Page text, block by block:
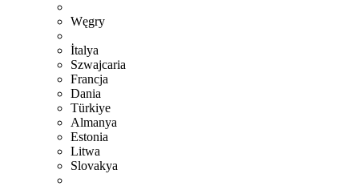
Węgry
İtalya
Szwajcaria
Francja
Dania
Türkiye
Almanya
Estonia
Litwa
Slovakya